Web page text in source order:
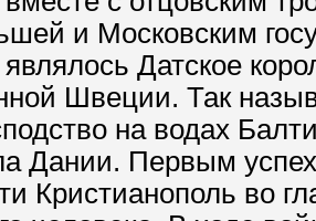
и Московским
Датское
Швеции. Так
на водах
Дании. Первым
Кристианополь во